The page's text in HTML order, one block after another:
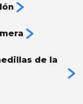
de la